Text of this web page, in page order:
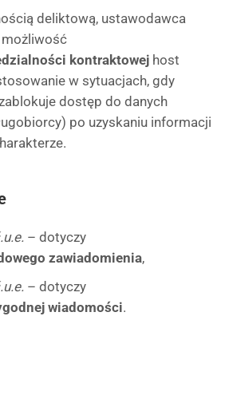
deliktową, ustawodawca
możliwość
kontraktowej host
w sytuacjach, gdy
dostęp do danych
po uzyskaniu informacji
– dotyczy
zawiadomienia,
– dotyczy
wiadomości.